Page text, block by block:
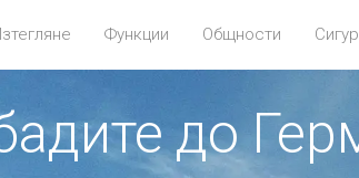
Функции Общности
до